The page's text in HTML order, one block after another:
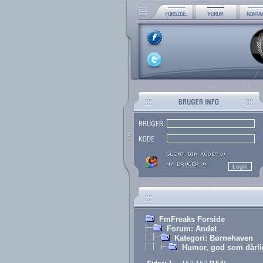
FmFreaks Forside
Forum: Andet
Kategori: Børnehaven
Humor, god som